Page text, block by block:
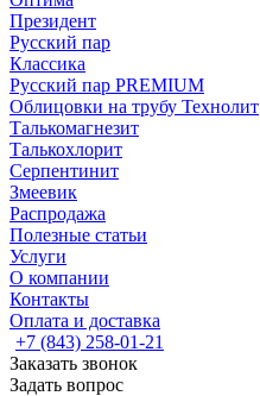
Президент
Русский пар
Классика
Русский пар PREMIUM
Облицовки на трубу Технолит
Талькомагнезит
Талькохлорит
Серпентинит
Змеевик
Распродажа
Полезные статьи
Услуги
О компании
Контакты
Оплата и доставка
+7 (843) 258-01-21
Заказать звонок
Задать вопрос